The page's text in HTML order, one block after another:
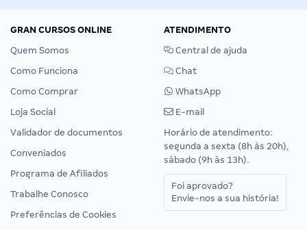
GRAN CURSOS ONLINE
Quem Somos
Como Funciona
Como Comprar
Loja Social
Validador de documentos
Conveniados
Programa de Afiliados
Trabalhe Conosco
Preferências de Cookies
ATENDIMENTO
Central de ajuda
Chat
WhatsApp
E-mail
Horário de atendimento:
segunda a sexta (8h às 20h),
sábado (9h às 13h).
Foi aprovado?
Envie-nos a sua história!